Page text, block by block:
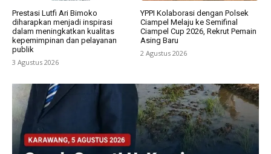
Prestasi Lutfi Ari Bimoko
diharapkan menjadi inspirasi
dalam meningkatkan kualitas
kepemimpinan dan pelayanan
publik
3 Agustus 2026
YPPI Kolaborasi dengan Polsek
Ciampel Melaju ke Semifinal
Ciampel Cup 2026, Rekrut Pemain
Asing Baru
2 Agustus 2026